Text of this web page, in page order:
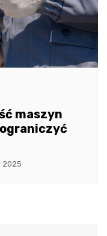
maszyn
2025